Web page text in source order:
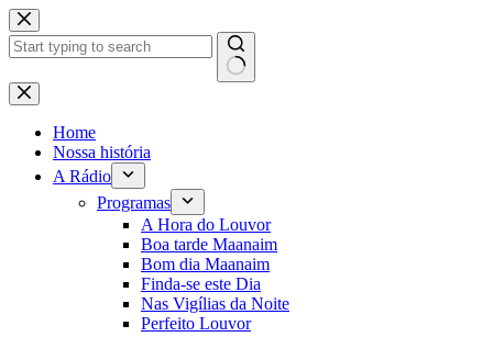
Home
Nossa história
A Rádio
Programas
A Hora do Louvor
Boa tarde Maanaim
Bom dia Maanaim
Finda-se este Dia
Nas Vigílias da Noite
Perfeito Louvor